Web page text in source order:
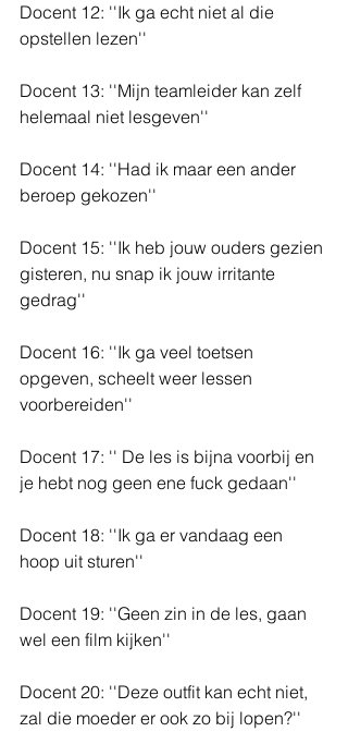
Docent 12: ''Ik ga echt niet al die
opstellen lezen''
Docent 13: ''Mijn teamleider kan zelf
helemaal niet lesgeven''
Docent 14: ''Had ik maar een ander
beroep gekozen''
Docent 15: ''Ik heb jouw ouders gezien
gisteren, nu snap ik jouw irritante
gedrag''
Docent 16: ''Ik ga veel toetsen
opgeven, scheelt weer lessen
voorbereiden''
Docent 17: '' De les is bijna voorbij en
je hebt nog geen ene fuck gedaan''
Docent 18: ''Ik ga er vandaag een
hoop uit sturen''
Docent 19: ''Geen zin in de les, gaan
wel een film kijken''
Docent 20: ''Deze outfit kan echt niet,
zal die moeder er ook zo bij lopen?''